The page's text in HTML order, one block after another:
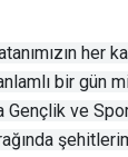
her
bir gün
ve